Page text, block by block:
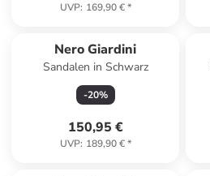
UVP: 169,90 €*
Nero Giardini
Sandalen in Schwarz
-20%
150,95 €
UVP: 189,90 €*